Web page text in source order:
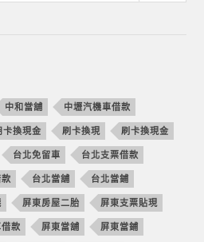
中和當舖 中壢汽機車借款
卡換現金 刷卡換現 刷卡換現金
台北免留車 台北支票借款
台北當舖 台北當鋪
屏東房屋二胎 屏東支票貼現
款 屏東當舖 屏東當鋪